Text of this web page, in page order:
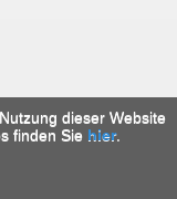
dieser Website
finden Sie hier.